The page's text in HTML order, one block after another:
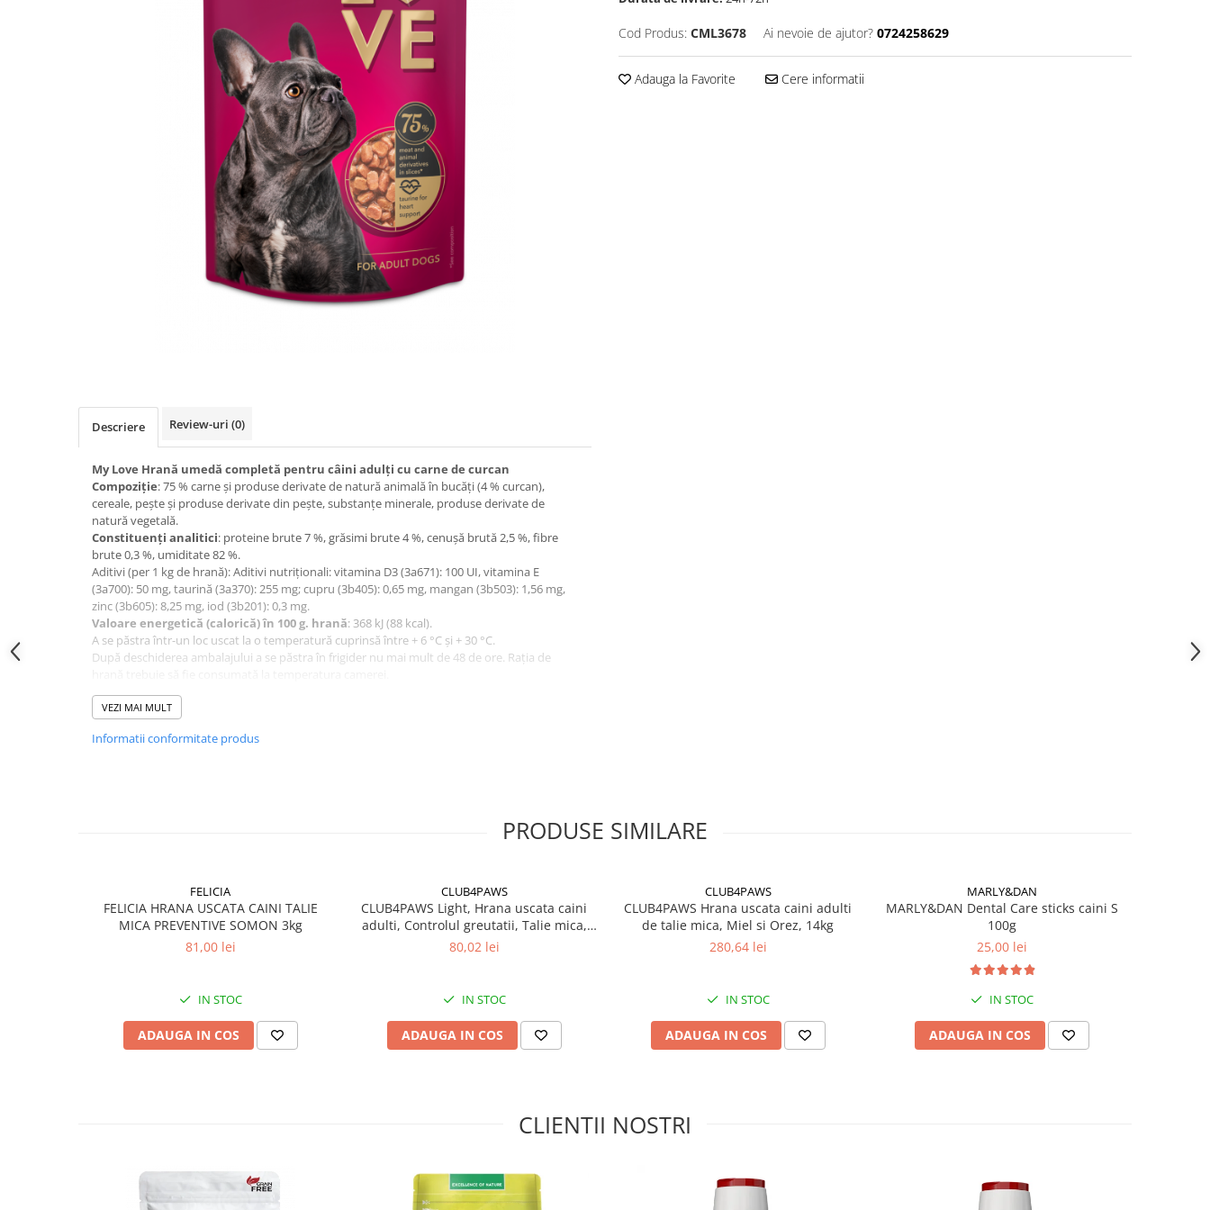
Cod Produs: CML3678 Ai nevoie de ajutor? 0724258629
Adauga la Favorite Cere informatii
Descriere Review-uri (0)
My Love Hrană umedă completă pentru câini adulți cu carne de curcan
Compoziție: 75 % carne și produse derivate de natură animală în bucăți (4 % curcan),
cereale, pește și produse derivate din pește, substanțe minerale, produse derivate de
natură vegetală.
Constituenţi analitici: proteine brute 7 %, grăsimi brute 4 %, cenuşă brută 2,5 %, fibre
brute 0,3 %, umiditate 82 %.
Aditivi (per 1 kg de hrană): Aditivi nutriționali: vitamina D3 (3а671): 100 UI, vitamina Е
(3а700): 50 mg, taurină (3a370): 255 mg; cupru (3b405): 0,65 mg, mangan (3b503): 1,56 mg,
zinc (3b605): 8,25 mg, iod (3b201): 0,3 mg.
Valoare energetică (calorică) în 100 g. hrană: 368 kJ (88 kcal).
A se păstra într-un loc uscat la o temperatură cuprinsă între + 6 °C și + 30 °C.
După deschiderea ambalajului a se păstra în frigider nu mai mult de 48 de ore. Rația de
Hrana trebuie introdusă treptat în alimentația animalelor (cel puțin în primele 5 zile).
Oferiți animalului acces permanent la apă potabilă.
VEZI MAI MULT
Informatii conformitate produs
PRODUSE SIMILARE
FELICIA
FELICIA HRANA USCATA CAINI TALIE
MICA PREVENTIVE SOMON 3kg
81,00 lei
IN STOC
ADAUGA IN COS
CLUB4PAWS
CLUB4PAWS Light, Hrana uscata caini
adulti, Controlul greutatii, Talie mica,
Curcan, 5kg
80,02 lei
IN STOC
ADAUGA IN COS
CLUB4PAWS
CLUB4PAWS Hrana uscata caini adulti
de talie mica, Miel si Orez, 14kg
280,64 lei
IN STOC
ADAUGA IN COS
MARLY&DAN
MARLY&DAN Dental Care sticks caini S
100g
25,00 lei
IN STOC
ADAUGA IN COS
CLIENTII NOSTRI